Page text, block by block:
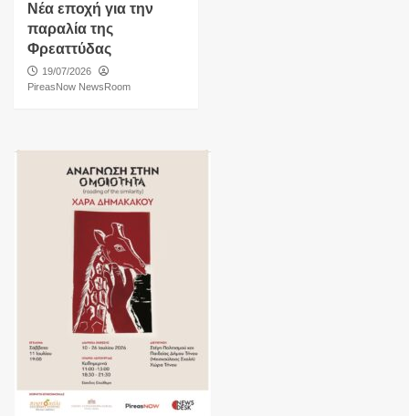
Νέα εποχή για την
παραλία της
Φρεαττύδας
19/07/2026
PireasNow NewsRoom